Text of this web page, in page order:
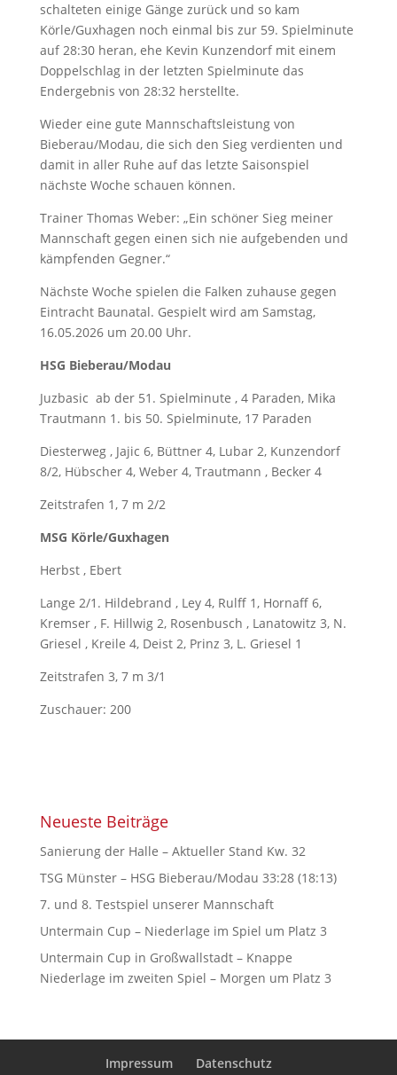
schalteten einige Gänge zurück und so kam
Körle/Guxhagen noch einmal bis zur 59. Spielminute
auf 28:30 heran, ehe Kevin Kunzendorf mit einem
Doppelschlag in der letzten Spielminute das
Endergebnis von 28:32 herstellte.
Wieder eine gute Mannschaftsleistung von
Bieberau/Modau, die sich den Sieg verdienten und
damit in aller Ruhe auf das letzte Saisonspiel
nächste Woche schauen können.
Trainer Thomas Weber: „Ein schöner Sieg meiner
Mannschaft gegen einen sich nie aufgebenden und
kämpfenden Gegner.“
Nächste Woche spielen die Falken zuhause gegen
Eintracht Baunatal. Gespielt wird am Samstag,
16.05.2026 um 20.00 Uhr.
HSG Bieberau/Modau
Juzbasic ab der 51. Spielminute , 4 Paraden, Mika
Trautmann 1. bis 50. Spielminute, 17 Paraden
Diesterweg , Jajic 6, Büttner 4, Lubar 2, Kunzendorf
8/2, Hübscher 4, Weber 4, Trautmann , Becker 4
Zeitstrafen 1, 7 m 2/2
MSG Körle/Guxhagen
Herbst , Ebert
Lange 2/1. Hildebrand , Ley 4, Rulff 1, Hornaff 6,
Kremser , F. Hillwig 2, Rosenbusch , Lanatowitz 3, N.
Griesel , Kreile 4, Deist 2, Prinz 3, L. Griesel 1
Zeitstrafen 3, 7 m 3/1
Zuschauer: 200
Neueste Beiträge
Sanierung der Halle – Aktueller Stand Kw. 32
TSG Münster – HSG Bieberau/Modau 33:28 (18:13)
7. und 8. Testspiel unserer Mannschaft
Untermain Cup – Niederlage im Spiel um Platz 3
Untermain Cup in Großwallstadt – Knappe
Niederlage im zweiten Spiel – Morgen um Platz 3
Impressum Datenschutz